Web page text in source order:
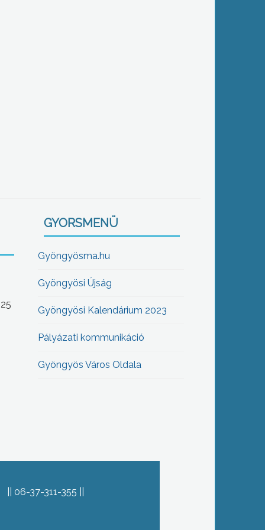
GYORSMENÜ
Gyöngyösma.hu
Gyöngyösi Újság
Gyöngyösi Kalendárium 2023
Pályázati kommunikáció
Gyöngyös Város Oldala
06-37-311-355